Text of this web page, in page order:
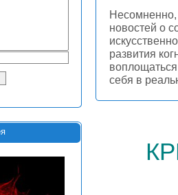
Несомненно,
новостей о
развития
себя в